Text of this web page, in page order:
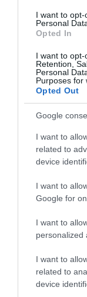
I want to
Personal
Opted In
I want to opt-
Retention,
Personal
Purposes for
Opted Out
Google
I want to
related to
device
I want to
Google for
I want to
personalized
I want to
related to
device
ΡΟΗ